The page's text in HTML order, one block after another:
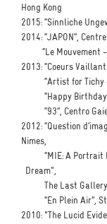
Hong Kong
2015: “Sinnliche
2014: “JAPON”,
“Le Mouvement -
2013: “Coeurs
“Artist for Tichy -
“Happy Birthday
“93”, Centro
2012: “Question
Nimes,
“MIE: A Portrait by
Dream",
The Last Gallery,
“En Plein Air”,
2010: "The Lucid